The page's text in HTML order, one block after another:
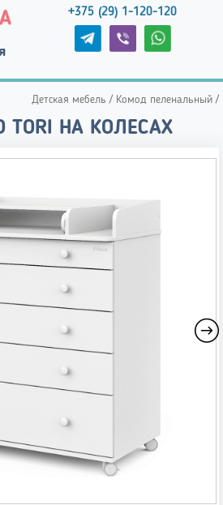
+375 (29) 1-120-120
Детская мебель / Комод пеленальный /
TORI НА КОЛЕСАХ